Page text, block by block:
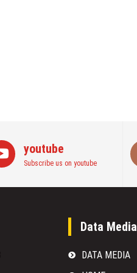
youtube
Subscribe us on youtube
Data Media
DATA MEDIA